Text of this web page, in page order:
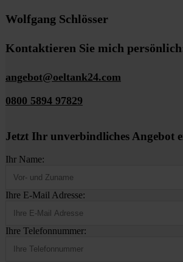
Wolfgang Schlösser
Kontaktieren Sie mich
angebot@oeltank24.com
0800 5894 97829
Jetzt Ihr unverbindliches Angebot
Ihr Name:
Ihre E-Mail Adresse:
Ihre Telefonnummer: